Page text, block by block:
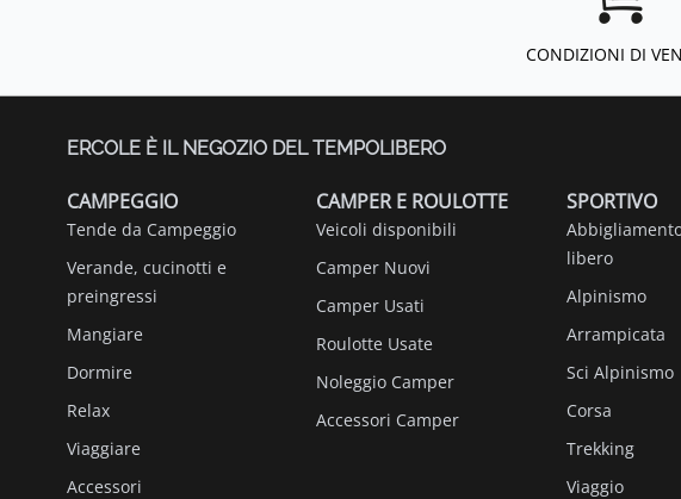
CONDIZIONI DI
ERCOLE È IL NEGOZIO DEL TEMPOLIBERO
CAMPEGGIO
Tende da Campeggio
Verande, cucinotti e
preingressi
Mangiare
Dormire
Relax
Viaggiare
Accessori
CAMPER E ROULOTTE
Veicoli disponibili
Camper Nuovi
Camper Usati
Roulotte Usate
Noleggio Camper
Accessori Camper
SPORTIVO
libero
Alpinismo
Arrampicata
Sci Alpinismo
Corsa
Trekking
Viaggio